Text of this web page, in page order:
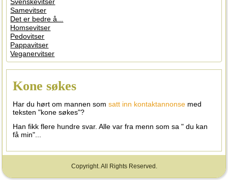
Samevitser
Det er bedre å...
Homsevitser
Pedovitser
Pappavitser
Veganervitser
Kone søkes
Har du hørt om mannen somsatt inn kontaktannonse med
teksten "kone søkes"?
Han fikk flere hundre svar. Alle var fra menn som sa " du kan
få min"...
Copyright. All Rights Reserved.